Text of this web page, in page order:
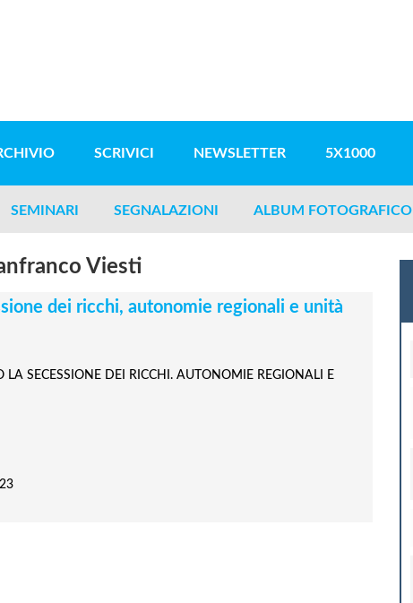
SCRIVICI NEWSLETTER 5X1000
SEMINARI SEGNALAZIONI ALBUM FOTOGRAFICO
Viesti
dei ricchi, autonomie regionali e unità
LA SECESSIONE DEI RICCHI. AUTONOMIE REGIONALI E